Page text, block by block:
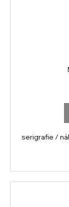
serigrafie /